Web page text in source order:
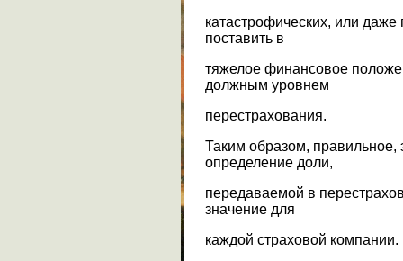
катастрофических, или даже
поставить в
тяжелое финансовое
должным уровнем
перестрахования.
Таким образом, правильное,
определение доли,
передаваемой в
значение для
каждой страховой компании.